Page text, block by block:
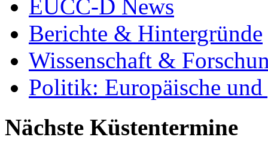
EUCC-D News
Berichte & Hintergründe
Wissenschaft &
Politik: Europäische
Nächste Küstentermine